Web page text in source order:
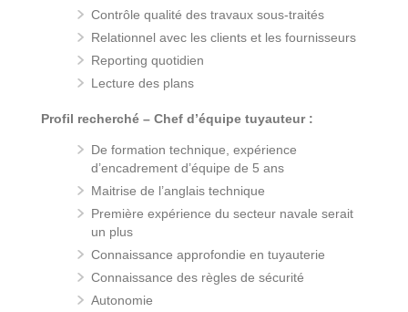
Contrôle qualité des travaux sous-traités
Relationnel avec les clients et les fournisseurs
Reporting quotidien
Lecture des plans
Profil recherché – Chef d’équipe tuyauteur :
De formation technique, expérience
d’encadrement d’équipe de 5 ans
Maitrise de l’anglais technique
Première expérience du secteur navale serait
un plus
Connaissance approfondie en tuyauterie
Connaissance des règles de sécurité
Autonomie